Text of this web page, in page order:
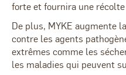
forte et fournira une
De plus, MYKE augmente
contre les agents
extrêmes comme les
les maladies qui peuvent